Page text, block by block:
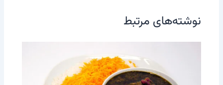
نوشته‌های مرتبط